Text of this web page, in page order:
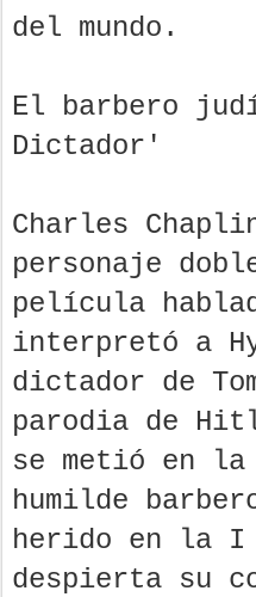
del mundo.
El barbero
Dictador'
Charles
personaje
película
interpretó a
dictador de
parodia de
se metió en
humilde
herido en la I
despierta su